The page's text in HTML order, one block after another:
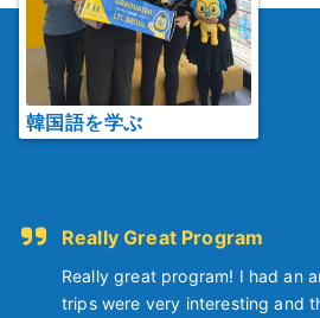
韓国語を学ぶ
Really Great Program
Really great program! I had an
trips were very interesting and